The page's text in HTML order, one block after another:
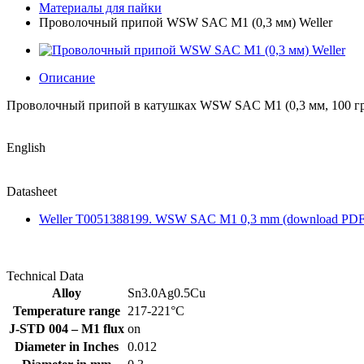
Материалы для пайки
Проволочный припой WSW SAC M1 (0,3 мм) Weller
Описание
Проволочный припой в катушках WSW SAC M1 (0,3 мм, 100
English
Datasheet
Weller T0051388199. WSW SAC M1 0,3 mm (download
Technical Data
Alloy
Sn3.0Ag0.5Cu
Temperature range 217-221°C
J-STD 004 – M1 flux on
Diameter in Inches
0.012